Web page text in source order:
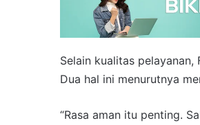
Selain kualitas
Dua hal ini menurutnya
“Rasa aman itu penting.